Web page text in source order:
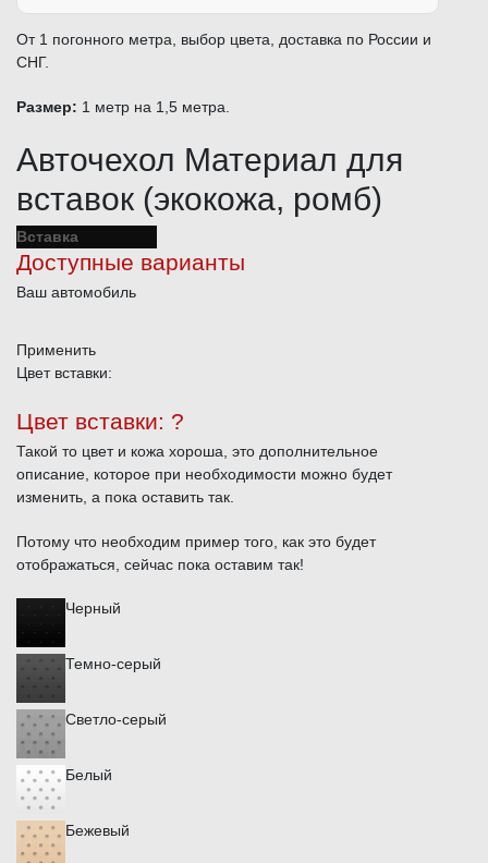
От 1 погонного метра, выбор цвета, доставка по России и
СНГ.
Размер: 1 метр на 1,5 метра.
Авточехол Материал для
вставок (экокожа, ромб)
Вставка
Доступные варианты
Ваш автомобиль
Применить
Цвет вставки:
Цвет вставки: ?
Такой то цвет и кожа хороша, это дополнительное
описание, которое при необходимости можно будет
изменить, а пока оставить так.
Потому что необходим пример того, как это будет
отображаться, сейчас пока оставим так!
Черный
Темно-серый
Светло-серый
Белый
Бежевый